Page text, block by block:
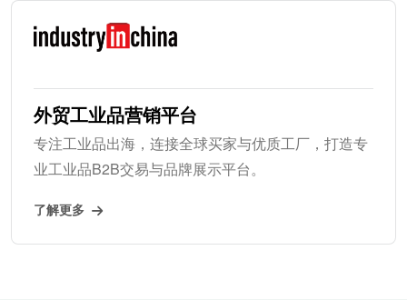
外贸工业品营销平台
专注工业品出海，连接全球买家与优质工厂，打造专
业工业品B2B交易与品牌展示平台。
了解更多